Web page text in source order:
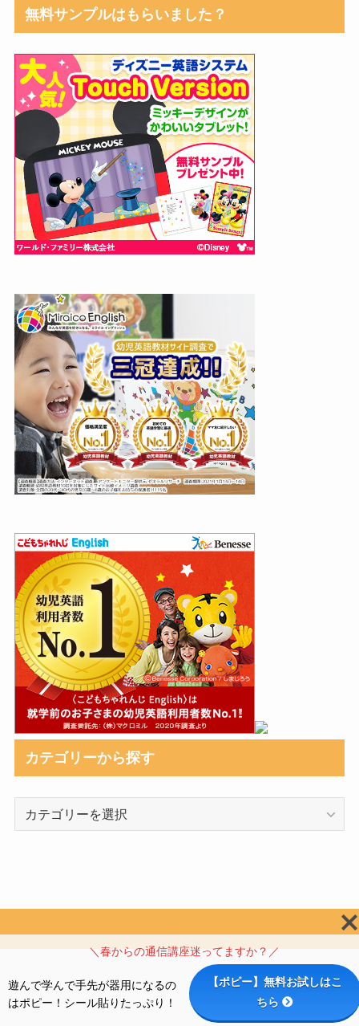
無料サンプルはもらいました？
カテゴリーから探す
か
探
＼春からの通信講座迷ってますか？／
遊んで学んで手先が器用になるの
はポピー！シール貼りたっぷり！
【ポピー】無料お試しはこ
ちら